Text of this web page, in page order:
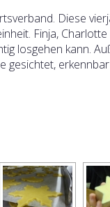
Diese
Finja, Charlotte
losgehen kann.
gesichtet,